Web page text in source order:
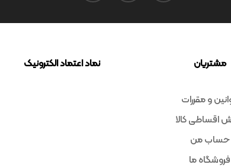
مشتریان
و مقررات
اقساطی کالا
حساب من
فروشگاه ما
نماد اعتماد الکترونیک